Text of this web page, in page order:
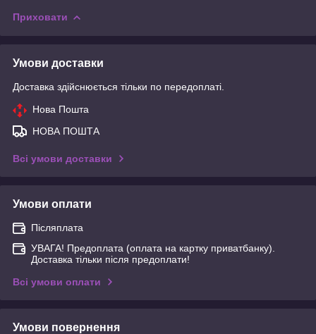
Приховати
Умови доставки
Доставка здійснюється тільки по передоплаті.
Нова Пошта
НОВА ПОШТА
Всі умови доставки
Умови оплати
Післяплата
УВАГА! Предоплата (оплата на картку приватбанку).
Доставка тільки після предоплати!
Всі умови оплати
Умови повернення